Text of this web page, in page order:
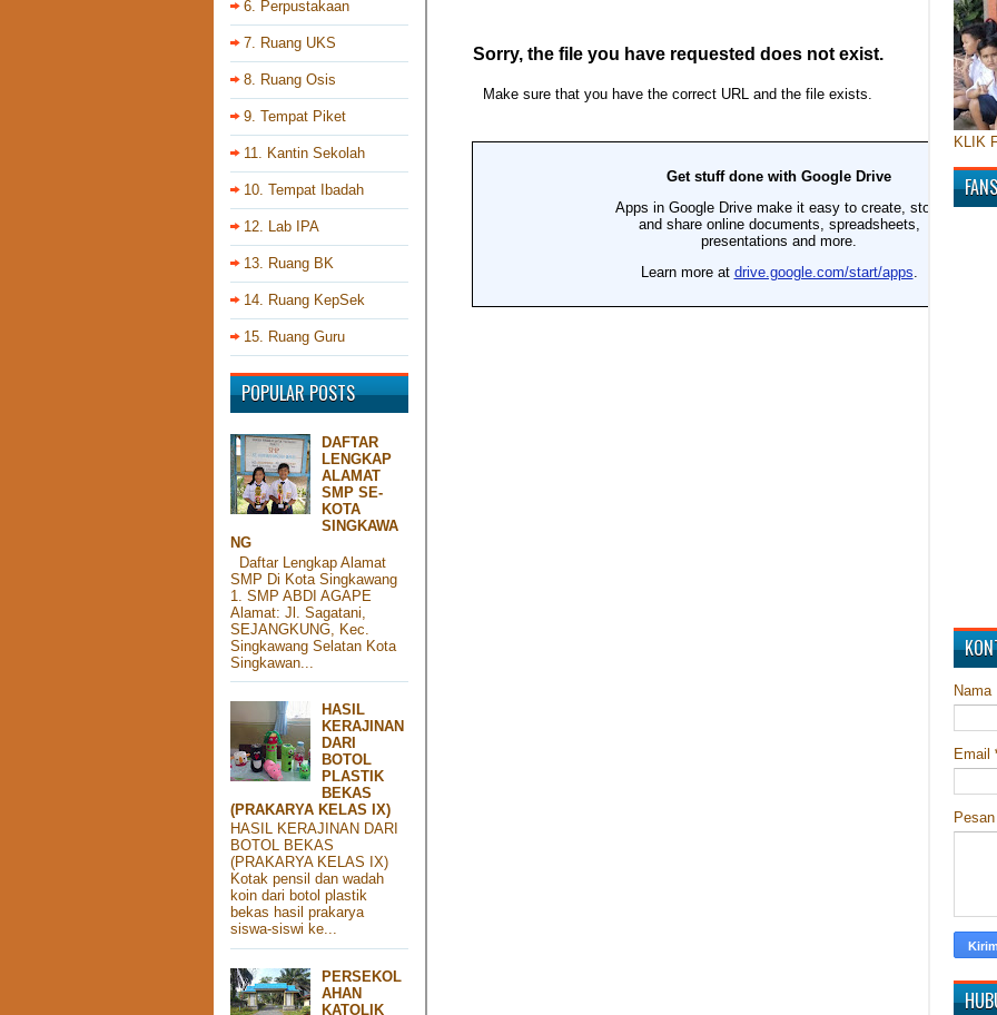
6. Perpustakaan
7. Ruang UKS
8. Ruang Osis
9. Tempat Piket
11. Kantin Sekolah
10. Tempat Ibadah
12. Lab IPA
13. Ruang BK
14. Ruang KepSek
15. Ruang Guru
POPULAR POSTS
DAFTAR
LENGKAP
ALAMAT
SMP SE-
KOTA
SINGKAWA
NG
Daftar Lengkap Alamat
SMP Di Kota Singkawang
1. SMP ABDI AGAPE
Alamat: Jl. Sagatani,
SEJANGKUNG, Kec.
Singkawang Selatan Kota
Singkawan...
HASIL
KERAJINAN
DARI
BOTOL
PLASTIK
BEKAS
(PRAKARYA KELAS IX)
HASIL KERAJINAN DARI
BOTOL BEKAS
(PRAKARYA KELAS IX)
Kotak pensil dan wadah
koin dari botol plastik
bekas hasil prakarya
siswa-siswi ke...
PERSEKOL
AHAN
KATOLIK
KLIK
Nama
Email
Pesan